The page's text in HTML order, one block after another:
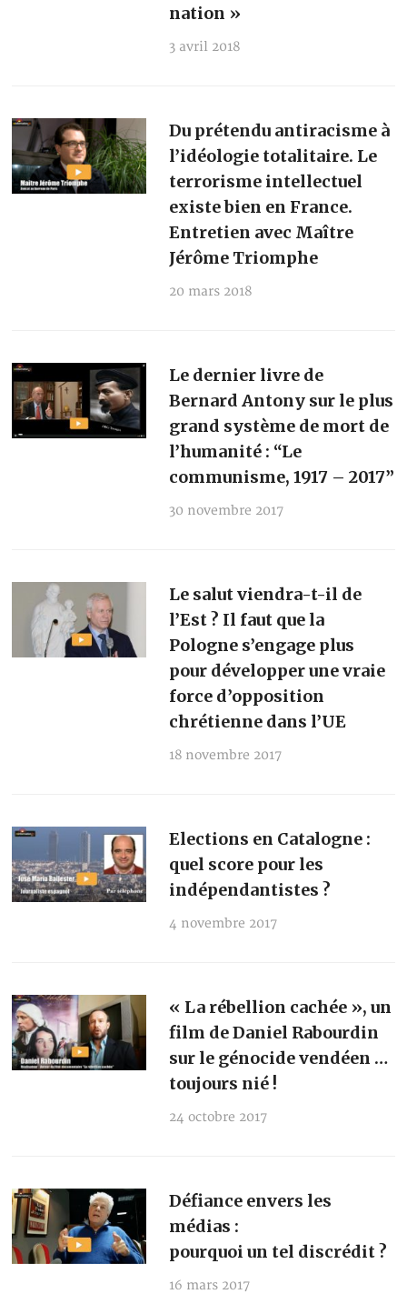
nation »
3 avril 2018
Du prétendu antiracisme à
l’idéologie totalitaire. Le
terrorisme intellectuel
existe bien en France.
Entretien avec Maître
Jérôme Triomphe
20 mars 2018
Le dernier livre de
Bernard Antony sur le plus
grand système de mort de
l’humanité : “Le
communisme, 1917 – 2017”
30 novembre 2017
Le salut viendra-t-il de
l’Est ? Il faut que la
Pologne s’engage plus
pour développer une vraie
force d’opposition
chrétienne dans l’UE
18 novembre 2017
Elections en Catalogne :
quel score pour les
indépendantistes ?
4 novembre 2017
« La rébellion cachée », un
film de Daniel Rabourdin
sur le génocide vendéen …
toujours nié !
24 octobre 2017
Défiance envers les
médias :
pourquoi un tel discrédit ?
16 mars 2017